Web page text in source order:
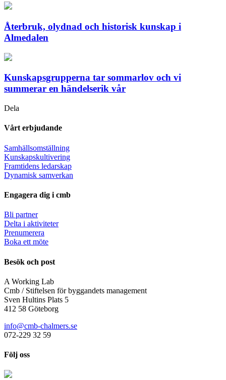
Återbruk, olydnad och historisk kunskap i
Almedalen
Kunskapsgrupperna tar sommarlov och vi
summerar en händelserik vår
Dela
Vårt erbjudande
Samhällsomställning
Kunskapskultivering
Framtidens ledarskap
Dynamisk samverkan
Engagera dig i cmb
Bli partner
Delta i aktiviteter
Prenumerera
Boka ett möte
Besök och post
A Working Lab
Cmb / Stiftelsen för byggandets management
Sven Hultins Plats 5
412 58 Göteborg
info@cmb-chalmers.se
072-229 32 59
Följ oss